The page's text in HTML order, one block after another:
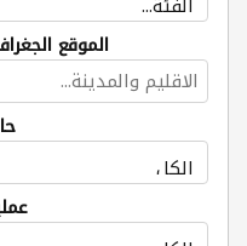
الموقع